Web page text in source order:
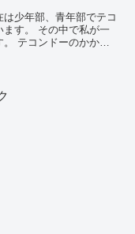
少年部、青年部でテコ
私が一
テコンドーのかかと